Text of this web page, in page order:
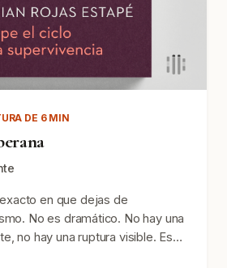
DE 6 MIN
en que dejas de
No es dramático. No hay una
no hay una ruptura visible. Es